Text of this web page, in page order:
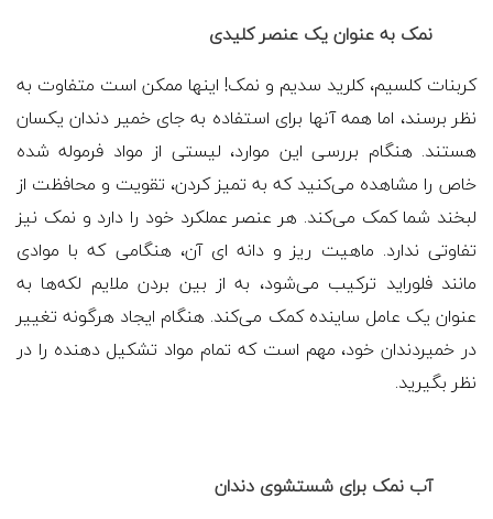
نمک به عنوان یک عنصر کلیدی
کربنات کلسیم، کلرید سدیم و نمک! اینها ممکن است متفاوت به
نظر برسند، اما همه آنها برای استفاده به جای خمیر دندان یکسان
هستند. هنگام بررسی این موارد، لیستی از مواد فرموله شده
خاص را مشاهده می‌کنید که به تمیز کردن، تقویت و محافظت از
لبخند شما کمک می‌کند. هر عنصر عملکرد خود را دارد و نمک نیز
تفاوتی ندارد. ماهیت ریز و دانه ای آن، هنگامی که با موادی
مانند فلوراید ترکیب می‌شود، به از بین بردن ملایم لکه‌ها به
عنوان یک عامل ساینده کمک می‌کند. هنگام ایجاد هرگونه تغییر
در خمیردندان خود، مهم است که تمام مواد تشکیل دهنده را در
نظر بگیرید.
آب نمک برای شستشوی دندان